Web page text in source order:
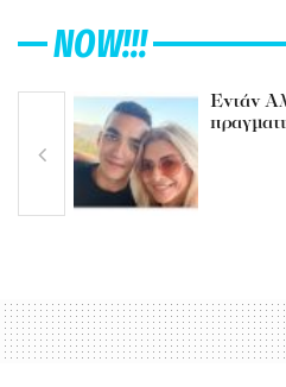
NOW!!!
Εντάν